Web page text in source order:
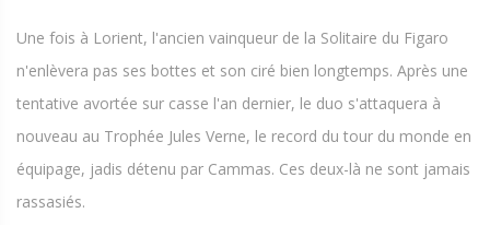
Une fois à Lorient, l'ancien vainqueur de la Solitaire du Figaro
n'enlèvera pas ses bottes et son ciré bien longtemps. Après une
tentative avortée sur casse l'an dernier, le duo s'attaquera à
nouveau au Trophée Jules Verne, le record du tour du monde en
équipage, jadis détenu par Cammas. Ces deux-là ne sont jamais
rassasiés.